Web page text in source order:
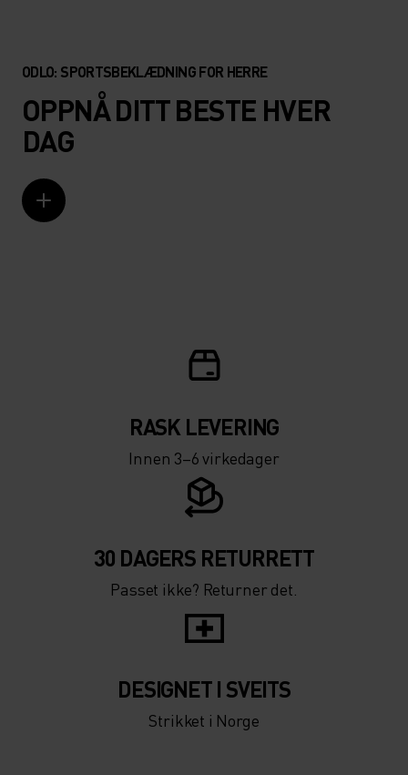
ODLO: SPORTSBEKLÆDNING FOR HERRE
OPPNÅ DITT BESTE HVER
DAG
RASK LEVERING
Innen 3–6 virkedager
30 DAGERS RETURRETT
Passet ikke? Returner det.
DESIGNET I SVEITS
Strikket i Norge